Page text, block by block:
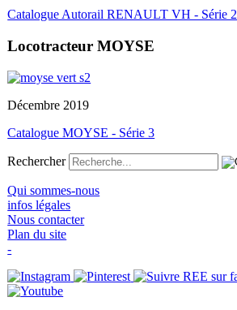
Catalogue Autorail RENAULT VH - Série 2
Locotracteur MOYSE
Décembre 2019
Catalogue MOYSE - Série 3
Rechercher
Qui sommes-nous
infos légales
Nous contacter
Plan du site
-